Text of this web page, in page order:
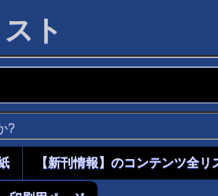
ト
?
【新刊情報】のコンテンツ全リ